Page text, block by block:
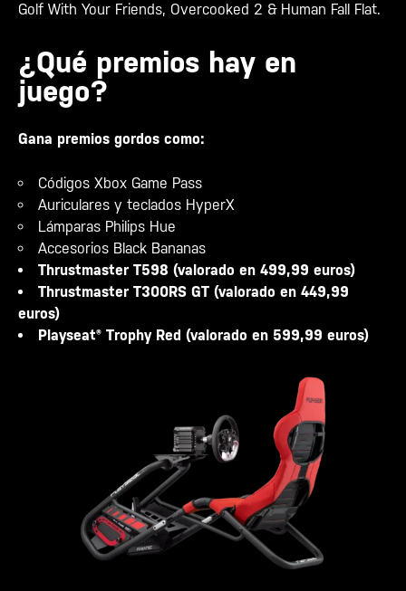
Golf With Your Friends, Overcooked 2 & Human Fall Flat.
¿Qué premios hay en
juego?
Gana premios gordos como:
Códigos Xbox Game Pass
Auriculares y teclados HyperX
Lámparas Philips Hue
Accesorios Black Bananas
Thrustmaster T598 (valorado en 499,99 euros)
Thrustmaster T300RS GT (valorado en 449,99
euros)
Playseat® Trophy Red (valorado en 599,99 euros)